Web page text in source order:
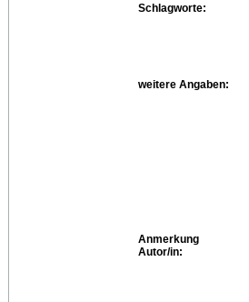
Schlagworte:
weitere Angaben:
Anmerkung
Autor/in: